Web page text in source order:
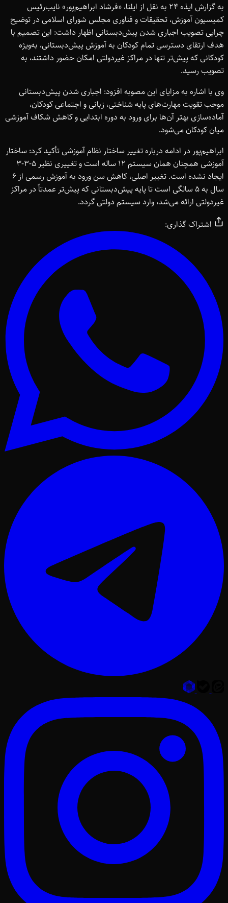
به گزارش ایذه ۲۴ به نقل از ایلنا، «فرشاد ابراهیم‌پور» نایب‌رئیس
کمیسیون آموزش، تحقیقات و فناوری مجلس شورای اسلامی در توضیح
چرایی تصویب اجباری شدن پیش‌دبستانی اظهار داشت: این تصمیم با
هدف ارتقای دسترسی تمام کودکان به آموزش پیش‌دبستانی، به‌ویژه
کودکانی که پیش‌تر تنها در مراکز غیردولتی امکان حضور داشتند، به
تصویب رسید.
وی با اشاره به مزایای این مصوبه افزود: اجباری شدن پیش‌دبستانی
موجب تقویت مهارت‌های پایه شناختی، زبانی و اجتماعی کودکان،
آماده‌سازی بهتر آن‌ها برای ورود به دوره ابتدایی و کاهش شکاف آموزشی
میان کودکان می‌شود.
ابراهیم‌پور در ادامه درباره تغییر ساختار نظام آموزشی تأکید کرد: ساختار
آموزشی همچنان همان سیستم ۱۲ ساله است و تغییری نظیر ۵-۳-۳
ایجاد نشده است. تغییر اصلی، کاهش سن ورود به آموزش رسمی از ۶
سال به ۵ سالگی است تا پایه پیش‌دبستانی که پیش‌تر عمدتاً در مراکز
غیردولتی ارائه می‌شد، وارد سیستم دولتی گردد.
اشتراک گذاری: